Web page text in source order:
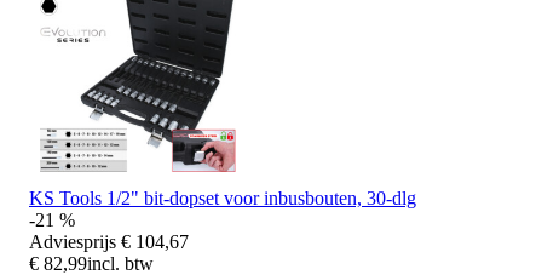
KS Tools 1/2" bit-dopset voor inbusbouten, 30-dlg
-21 %
Adviesprijs € 104,67
€ 82,99incl. btw